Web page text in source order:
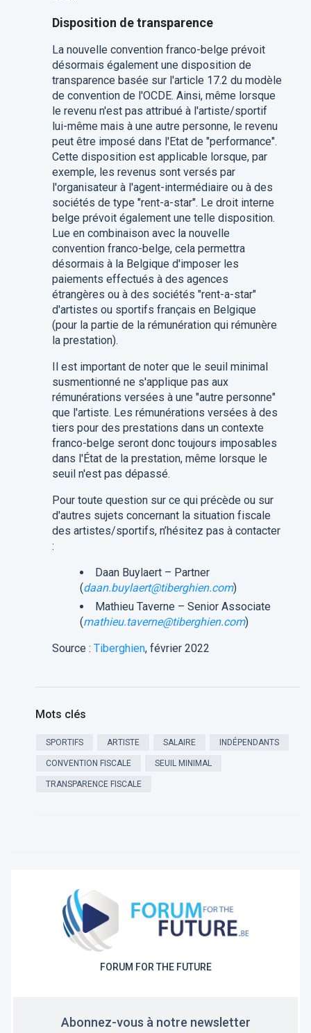
Disposition de transparence
La nouvelle convention franco-belge prévoit
désormais également une disposition de
transparence basée sur l'article 17.2 du modèle
de convention de l'OCDE. Ainsi, même lorsque
le revenu n'est pas attribué à l'artiste/sportif
lui-même mais à une autre personne, le revenu
peut être imposé dans l'Etat de "performance".
Cette disposition est applicable lorsque, par
exemple, les revenus sont versés par
l'organisateur à l'agent-intermédiaire ou à des
sociétés de type "rent-a-star". Le droit interne
belge prévoit également une telle disposition.
Lue en combinaison avec la nouvelle
convention franco-belge, cela permettra
désormais à la Belgique d'imposer les
paiements effectués à des agences
étrangères ou à des sociétés "rent-a-star"
d'artistes ou sportifs français en Belgique
(pour la partie de la rémunération qui rémunère
la prestation).
Il est important de noter que le seuil minimal
susmentionné ne s'applique pas aux
rémunérations versées à une "autre personne"
que l'artiste. Les rémunérations versées à des
tiers pour des prestations dans un contexte
franco-belge seront donc toujours imposables
dans l'État de la prestation, même lorsque le
seuil n'est pas dépassé.
Pour toute question sur ce qui précède ou sur
d'autres sujets concernant la situation fiscale
des artistes/sportifs, n’hésitez pas à contacter
:
Daan Buylaert – Partner
(daan.buylaert@tiberghien.com)
Mathieu Taverne – Senior Associate
(mathieu.taverne@tiberghien.com)
Source : Tiberghien, février 2022
Mots clés
SPORTIFS ARTISTE SALAIRE INDÉPENDANTS
CONVENTION FISCALE SEUIL MINIMAL
TRANSPARENCE FISCALE
FORUM FOR THE FUTURE
Abonnez-vous à notre newsletter